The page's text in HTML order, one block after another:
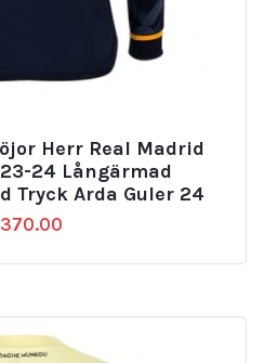
Herr Real Madrid
24 Långärmad
Tryck Arda Guler 24
370.00